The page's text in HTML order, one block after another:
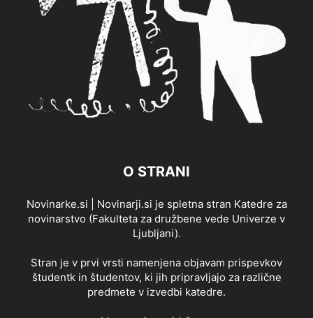
O STRANI
Novinarke.si | Novinarji.si je spletna stran Katedre za
novinarstvo (Fakulteta za družbene vede Univerze v
Ljubljani).
Stran je v prvi vrsti namenjena objavam prispevkov
študentk in študentov, ki jih pripravljajo za različne
predmete v izvedbi katedre.